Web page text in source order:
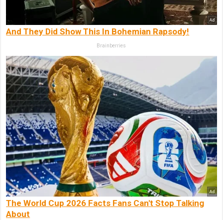
And They Did Show This In Bohemian Rapsody!
Brainberries
The World Cup 2026 Facts Fans Can't Stop Talking
About